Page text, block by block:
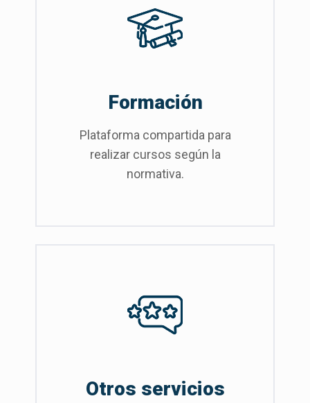
Formación
Plataforma compartida para
realizar cursos según la
normativa.
Otros servicios